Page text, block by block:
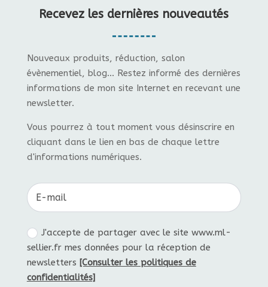
Recevez les dernières nouveautés
Nouveaux produits, réduction, salon
évènementiel, blog... Restez informé des dernières
informations de mon site Internet en recevant une
newsletter.
Vous pourrez à tout moment vous désinscrire en
cliquant dans le lien en bas de chaque lettre
d'informations numériques.
J'accepte de partager avec le site www.ml-
sellier.fr mes données pour la réception de
newsletters [Consulter les politiques de
confidentialités]